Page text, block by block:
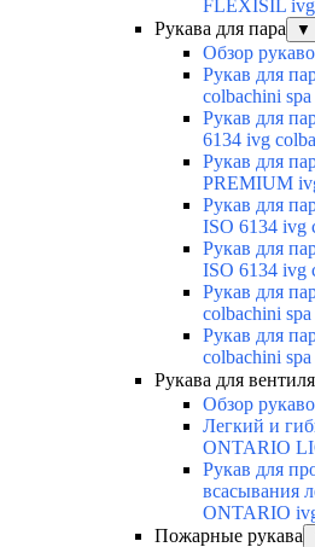
FLEXISIL ivg
Рукава для пара
▼
Обзор
Рукав для
colbachini spa
Рукав для
6134 ivg
Рукав для
PREMIUM
Рукав для
ISO 6134 ivg
Рукав для
ISO 6134 ivg
Рукав для
colbachini spa
Рукав для
colbachini spa
Рукава для
Обзор
Легкий и
ONTARIO
Рукав для
всасывания
ONTARIO
Пожарные рукава